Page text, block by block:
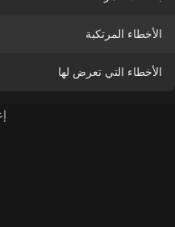
الأخطاء المرتكبة
الأخطاء التي تعرض لها